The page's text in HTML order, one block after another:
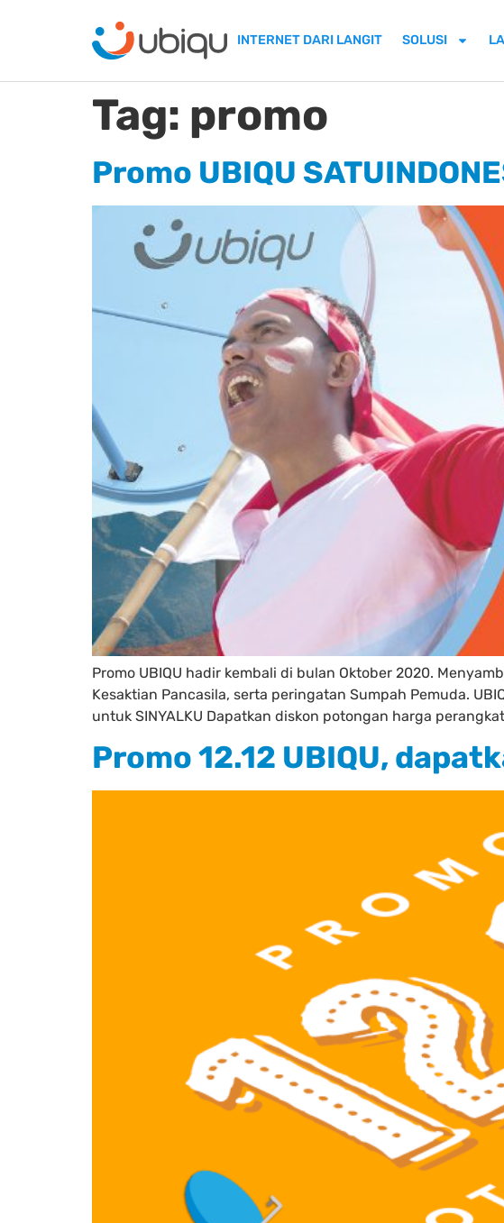
INTERNET DARI LANGIT SOLUSI
Tag: promo
Promo UBIQU
Promo UBIQU hadir kembali di bulan Oktober 2020.
Kesaktian Pancasila, serta peringatan Sumpah Pemuda.
untuk SINYALKU Dapatkan diskon potongan harga
Promo 12.12 UBIQU,